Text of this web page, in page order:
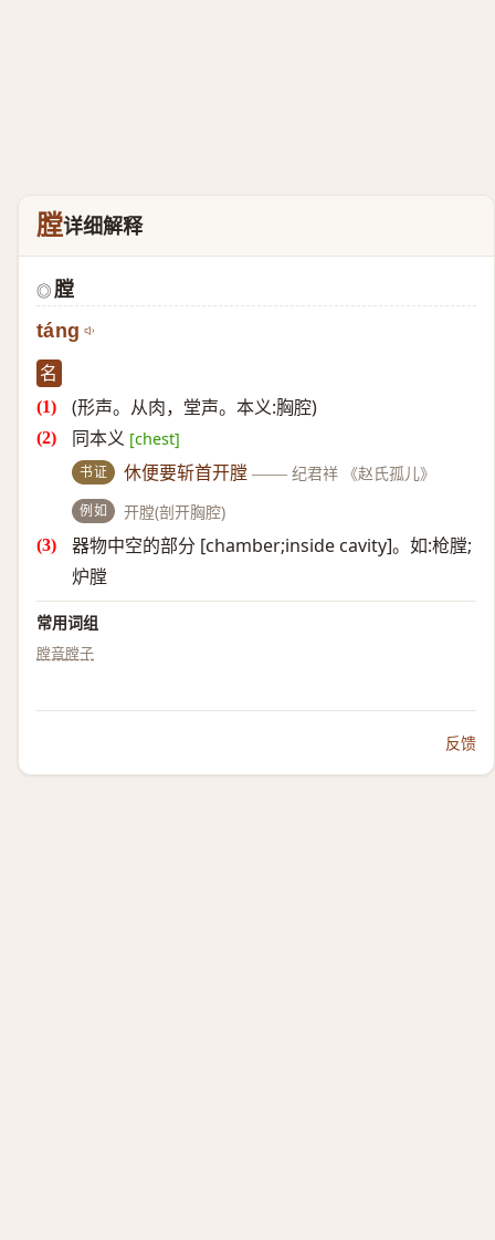
膛详细解释
◎ 膛
táng
名
(形声。从肉，堂声。本义:胸腔)
同本义 [chest]
书证 休便要斩首开膛 —— 纪君祥 《赵氏孤儿》
例如 开膛(剖开胸腔)
器物中空的部分 [chamber;inside cavity]。如:枪膛;
炉膛
常用词组
膛音膛子
反馈